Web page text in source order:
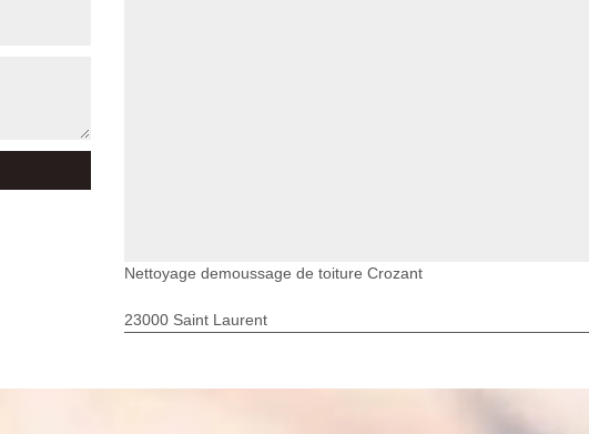
Nettoyage demoussage de toiture Crozant
23000 Saint Laurent